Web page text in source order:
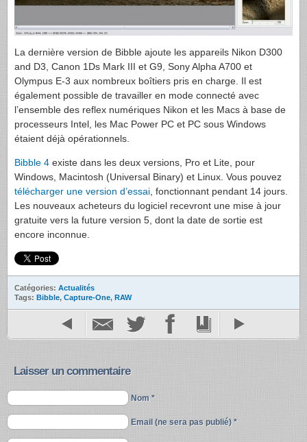
La dernière version de Bibble ajoute les appareils Nikon D300
and D3, Canon 1Ds Mark III et G9, Sony Alpha A700 et
Olympus E-3 aux nombreux boîtiers pris en charge. Il est
également possible de travailler en mode connecté avec
l’ensemble des reflex numériques Nikon et les Macs à base de
processeurs Intel, les Mac Power PC et PC sous Windows
étaient déjà opérationnels.
Bibble 4 existe dans les deux versions, Pro et Lite, pour
Windows, Macintosh (Universal Binary) et Linux. Vous pouvez
télécharger une version d’essai , fonctionnant pendant 14 jours.
Les nouveaux acheteurs du logiciel recevront une mise à jour
gratuite vers la future version 5, dont la date de sortie est
encore inconnue.
Catégories: Actualités
Tags: Bibble, Capture-One, RAW
Laisser un commentaire
Nom *
Email (ne sera pas publié) *